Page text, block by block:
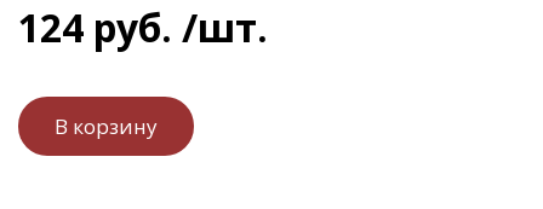
124 руб. /шт.